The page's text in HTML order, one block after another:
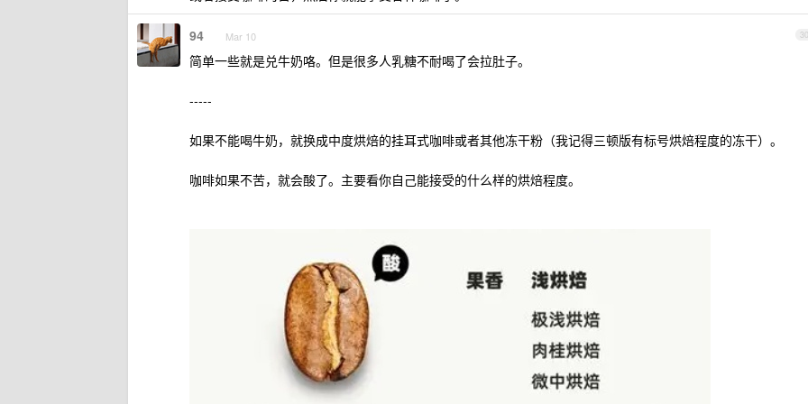
30
94 Mar 10
简单一些就是兑牛奶咯。但是很多人乳糖不耐喝了会拉肚子。
-----
如果不能喝牛奶，就换成中度烘焙的挂耳式咖啡或者其他冻干粉（我记得三顿版有标号烘焙程度的冻干）。
咖啡如果不苦，就会酸了。主要看你自己能接受的什么样的烘焙程度。